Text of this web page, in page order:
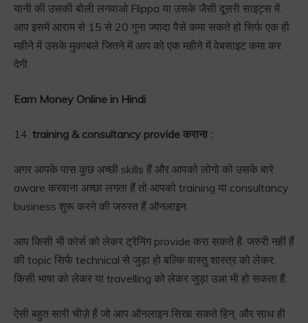
यानी की उसकी बोली लगवाओ Flippa या उसके जैसी दूसरी साइट्स में.
आप इसमें आराम से 15 से 20 गुना ज्यादा पैसे कमा सकते हो सिर्फ एक ही
महीने में उसके मुकाबले जितने में आप को एक महीने में वेबसाइट कमा कर
देगी.
Earn Money Online in Hindi
14. training & consultancy provide कराना :
अगर आपके पास कुछ अच्छी skills हैं और आपको लोगो को उसके बारे
aware करवाना अच्छा लगता हैं तो आपको training या consultancy
business शुरू करने की जरुरत हैं ऑनलाइन.
आप किसी भी कोर्स को लेकर ट्रेनिंग provide करा सकते हैं. जरुरी नहीं हैं
की topic सिर्फ technical से जुड़ा हो बल्कि वास्तु शास्त्र को लेकर,
किसी भाषा को लेकर या travelling को लेकर जुड़ा उआ भी हो सकता हैं.
ऐसी बहुत सारी चीज़े हैं जो आप ऑनलाइन सिखा सकते हिन्. और साथ ही